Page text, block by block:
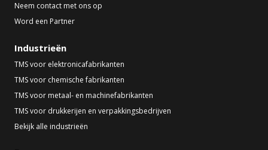
Neem contact met ons op
Word een Partner
Industrieën
TMS voor elektronicafabrikanten
TMS voor chemische fabrikanten
TMS voor metaal- en machinefabrikanten
TMS voor drukkerijen en verpakkingsbedrijven
Bekijk alle industrieën